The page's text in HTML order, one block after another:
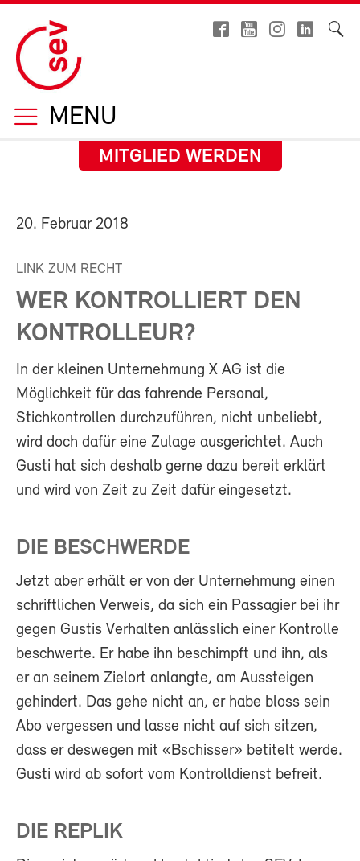
MENU
MITGLIED WERDEN
20. Februar 2018
LINK ZUM RECHT
WER KONTROLLIERT DEN
KONTROLLEUR?
In der kleinen Unternehmung X AG ist die
Möglichkeit für das fahrende Personal,
Stichkontrollen durchzuführen, nicht unbeliebt,
wird doch dafür eine Zulage ausgerichtet. Auch
Gusti hat sich deshalb gerne dazu bereit erklärt
und wird von Zeit zu Zeit dafür eingesetzt.
DIE BESCHWERDE
Jetzt aber erhält er von der Unternehmung einen
schriftlichen Verweis, da sich ein Passagier bei ihr
gegen Gustis Verhalten anlässlich einer Kontrolle
beschwerte. Er habe ihn beschimpft und ihn, als
er an seinem Zielort anlangte, am Aussteigen
gehindert. Das gehe nicht an, er habe bloss sein
Abo vergessen und lasse nicht auf sich sitzen,
dass er deswegen mit «Bschisser» betitelt werde.
Gusti wird ab sofort vom Kontrolldienst befreit.
DIE REPLIK